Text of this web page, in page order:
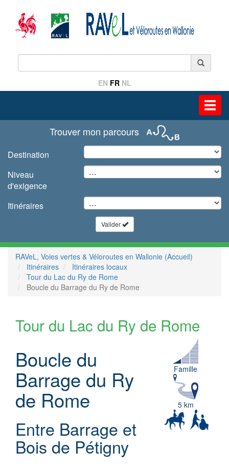
EN FR NL
Trouver mon parcours
Destination
Niveau
d'exigence
Itinéraires
Valider
RAVeL, Voies vertes & Véloroutes en Wallonie (Accueil)
Itinéraires
Itinéraires locaux
Tour du Lac du Ry de Rome
Boucle du Barrage du Ry de Rome
Tour du Lac du Ry de Rome
Boucle du
Barrage du Ry
de Rome
Entre Barrage et
Bois de Pétigny
Famille
5 km